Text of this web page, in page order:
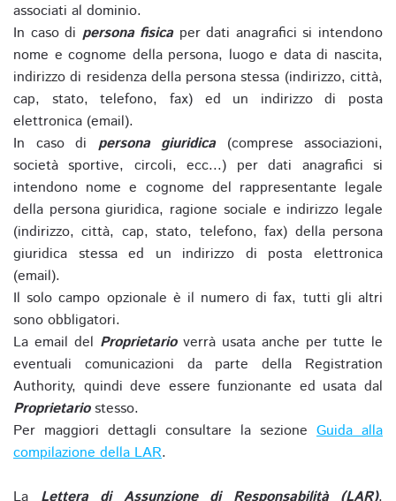
associati al dominio.
In caso di persona fisicaper dati anagrafici si intendono
nome e cognome della persona, luogo e data di nascita,
indirizzo di residenza della persona stessa (indirizzo, città,
cap, stato, telefono, fax) ed un indirizzo di posta
elettronica (email).
In caso di persona giuridica(comprese associazioni,
società sportive, circoli, ecc...) per dati anagrafici si
intendono nome e cognome del rappresentante legale
della persona giuridica, ragione sociale e indirizzo legale
(indirizzo, città, cap, stato, telefono, fax) della persona
giuridica stessa ed un indirizzo di posta elettronica
(email).
Il solo campo opzionale è il numero di fax, tutti gli altri
sono obbligatori.
La email del Proprietarioverrà usata anche per tutte le
eventuali comunicazioni da parte della Registration
Authority, quindi deve essere funzionante ed usata dal
Proprietariostesso.
Per maggiori dettagli consultare la sezione Guida alla
compilazione della LAR.